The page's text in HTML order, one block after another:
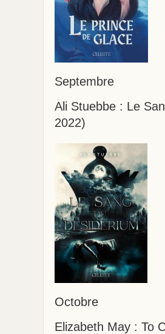
Septembre
Ali Stuebbe : Le
2022)
Octobre
Elizabeth May : To